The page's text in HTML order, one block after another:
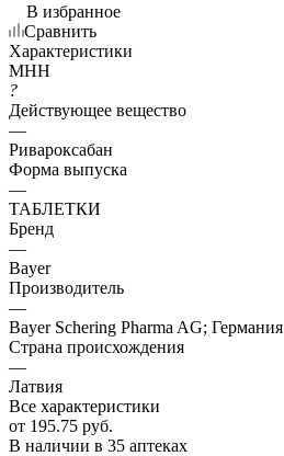
В избранное
Сравнить
Характеристики
МНН
?
Действующее вещество
—
Ривароксабан
Форма выпуска
—
ТАБЛЕТКИ
Бренд
—
Bayer
Производитель
—
Bayer Schering Pharma AG; Германия
Страна происхождения
—
Латвия
Все характеристики
от 195.75 руб.
В наличии в 35 аптеках